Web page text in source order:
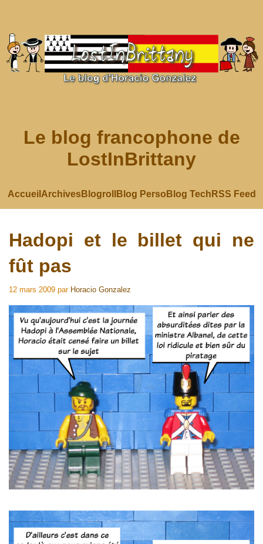
Le blog francophone de
LostInBrittany
Accueil ArchivesBlogroll Blog Perso Blog Tech RSS Feed
Hadopi et le billet qui ne
fût pas
12 mars 2009 par Horacio Gonzalez